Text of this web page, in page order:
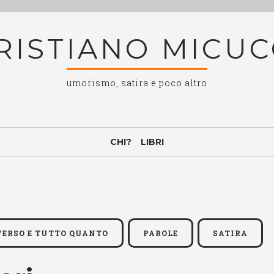
umorismo, satira e poco altro
CHI? LIBRI
E TUTTO QUANTO PAROLE SATIRA